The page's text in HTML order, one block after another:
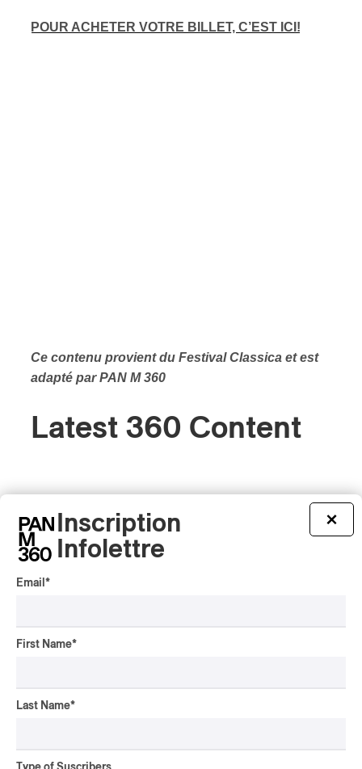
POUR ACHETER VOTRE BILLET, C’EST ICI!
Ce contenu provient du Festival Classica et est
adapté par PAN M 360
Latest 360 Content
CENTRAL ASIA
MUSIQUES DU MONDE
Orientalys 2026 | Alex
By Frédéric Cardin
×
Inscription
Infolettre
Email *
First Name*
Last Name*
Type of Suscribers